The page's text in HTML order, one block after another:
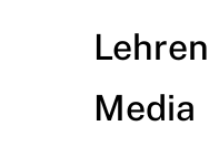
Media